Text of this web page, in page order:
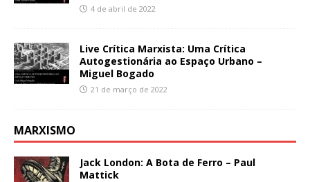
4 de abril de 2022
Live Crítica Marxista: Uma Crítica
Autogestionária ao Espaço Urbano –
Miguel Bogado
21 de março de 2022
MARXISMO
Jack London: A Bota de Ferro – Paul
Mattick